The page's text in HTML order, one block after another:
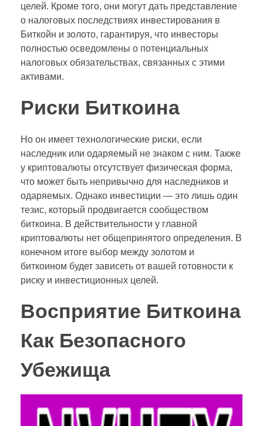
целей. Кроме того, они могут дать представление
о налоговых последствиях инвестирования в
Биткойн и золото, гарантируя, что инвесторы
полностью осведомлены о потенциальных
налоговых обязательствах, связанных с этими
активами.
Риски Биткоина
Но он имеет технологические риски, если
наследник или одаряемый не знаком с ним. Также
у криптовалюты отсутствует физическая форма,
что может быть непривычно для наследников и
одаряемых. Однако инвестиции — это лишь один
тезис, который продвигается сообществом
биткоина. В действительности у главной
криптовалюты нет общепринятого определения. В
конечном итоге выбор между золотом и
биткоином будет зависеть от вашей готовности к
риску и инвестиционных целей.
Восприятие Биткоина
Как Безопасного
Убежища